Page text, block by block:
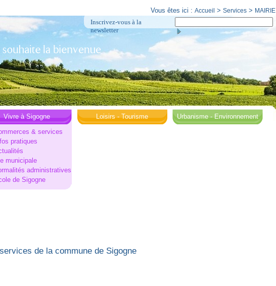
Vous êtes ici : Accueil > Services > MAIRIE
Inscrivez-vous à la
newsletter
Vivre à Sigogne
& services
pratiques
municipale
administratives
de Sigogne
Loisirs - Tourisme Urbanisme - Environnement
de la commune de Sigogne